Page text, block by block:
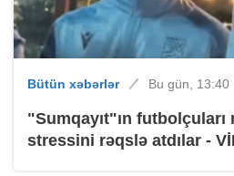
Bütün xəbərlər Bu gün, 13:40
"Sumqayıt"ın futbolçuları
stressini rəqslə atdılar -